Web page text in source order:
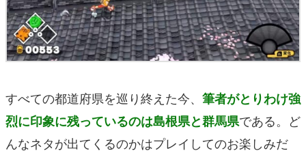
すべての都道府県を巡り終えた今、 筆者がとりわけ強
烈に印象に残っているのは島根県と群馬県である。ど
んなネタが出てくるのかはプレイしてのお楽しみだ